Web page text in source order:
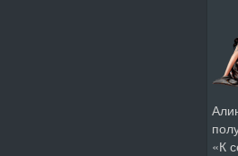
«К